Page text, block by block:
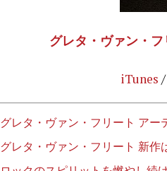
グレタ・ヴァン・
iTunes /
グレタ・ヴァン・フリート アー
グレタ・ヴァン・フリート 新作